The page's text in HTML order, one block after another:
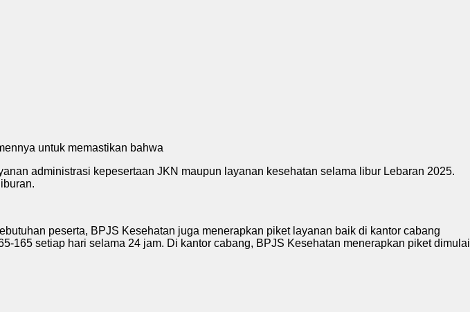
untuk memastikan bahwa
administrasi kepesertaan JKN maupun layanan kesehatan selama libur Lebaran 2025.
peserta, BPJS Kesehatan juga menerapkan piket layanan baik di kantor cabang
165 setiap hari selama 24 jam. Di kantor cabang, BPJS Kesehatan menerapkan piket dimulai